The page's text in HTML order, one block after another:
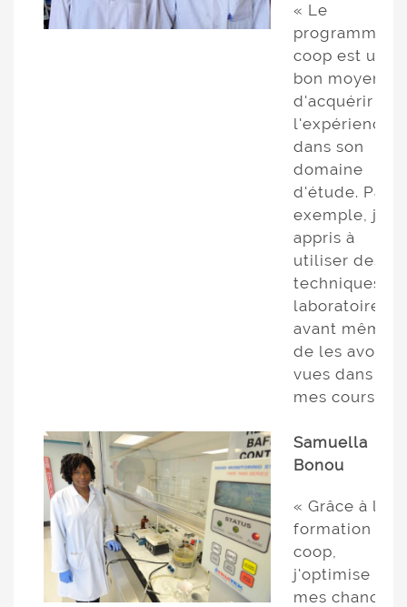
« Le
programme
coop est un
bon moyen
d'acquérir de
l'expérience
dans son
domaine
d'étude. Par
exemple, j'ai
appris à
utiliser des
techniques de
laboratoire
avant même
de les avoir
vues dans
mes cours. »
Samuella
Bonou
« Grâce à la
formation
coop,
j'optimise
mes chances